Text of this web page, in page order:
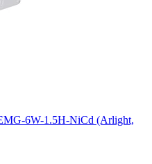
6W-1.5H-NiCd (Arlight,